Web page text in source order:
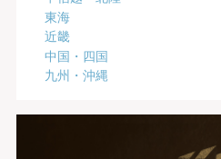
東海
近畿
中国・四国
九州・沖縄